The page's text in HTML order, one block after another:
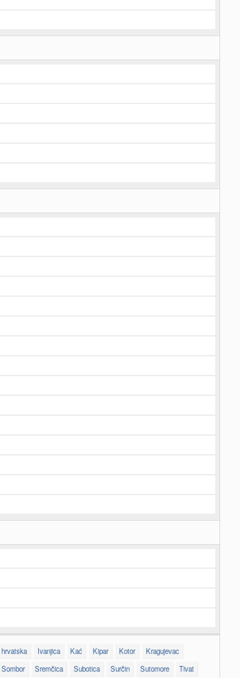
hrvatska Ivanjica Kać Kipar Kotor
Kragujevac
Sombor Sremčica Subotica Surčin Sutomore Tivat